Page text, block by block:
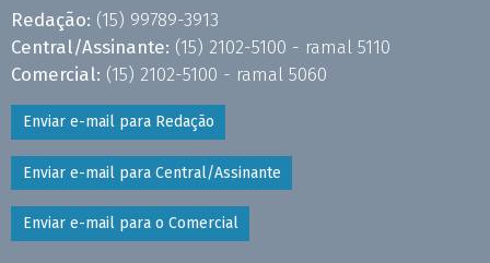
Redação: (15) 99789-3913
Central/Assinante: (15) 2102-5100 - ramal 5110
Comercial: (15) 2102-5100 - ramal 5060
Enviar e-mail para Redação
Enviar e-mail para Central/Assinante
Enviar e-mail para o Comercial